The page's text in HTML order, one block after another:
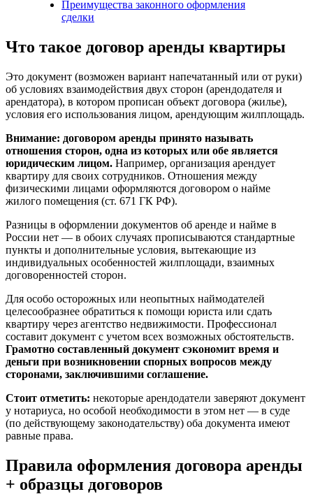
Преимущества законного оформления
сделки
Что такое договор аренды квартиры
Это документ (возможен вариант напечатанный или от руки)
об условиях взаимодействия двух сторон (арендодателя и
арендатора), в котором прописан объект договора (жилье),
условия его использования лицом, арендующим жилплощадь.
Внимание: договором аренды принято называть
отношения сторон, одна из которых или обе является
юридическим лицом. Например, организация арендует
квартиру для своих сотрудников. Отношения между
физическими лицами оформляются договором о найме
жилого помещения (ст. 671 ГК РФ).
Разницы в оформлении документов об аренде и найме в
России нет — в обоих случаях прописываются стандартные
пункты и дополнительные условия, вытекающие из
индивидуальных особенностей жилплощади, взаимных
договоренностей сторон.
Для особо осторожных или неопытных наймодателей
целесообразнее обратиться к помощи юриста или сдать
квартиру через агентство недвижимости. Профессионал
составит документ с учетом всех возможных обстоятельств.
Грамотно составленный документ сэкономит время и
деньги при возникновении спорных вопросов между
сторонами, заключившими соглашение.
Стоит отметить: некоторые арендодатели заверяют документ
у нотариуса, но особой необходимости в этом нет — в суде
(по действующему законодательству) оба документа имеют
равные права.
Правила оформления договора аренды
+ образцы договоров